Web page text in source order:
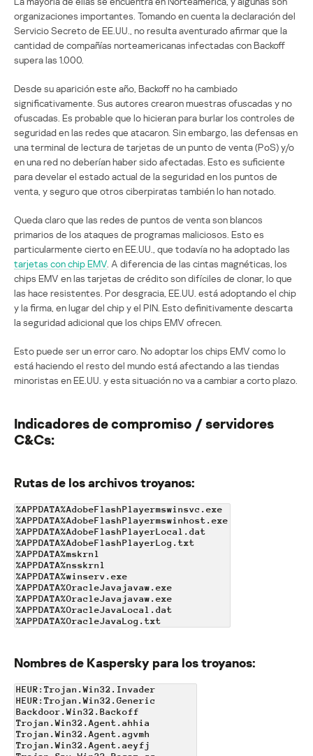
organizaciones importantes. Tomando en cuenta la declaración del
Servicio Secreto de EE.UU., no resulta aventurado afirmar que la
cantidad de compañías norteamericanas infectadas con Backoff
supera las 1.000.
Desde su aparición este año, Backoff no ha cambiado
significativamente. Sus autores crearon muestras ofuscadas y no
ofuscadas. Es probable que lo hicieran para burlar los controles de
seguridad en las redes que atacaron. Sin embargo, las defensas en
una terminal de lectura de tarjetas de un punto de venta (PoS) y/o
en una red no deberían haber sido afectadas. Esto es suficiente
para develar el estado actual de la seguridad en los puntos de
venta, y seguro que otros ciberpiratas también lo han notado.
Queda claro que las redes de puntos de venta son blancos
primarios de los ataques de programas maliciosos. Esto es
particularmente cierto en EE.UU., que todavía no ha adoptado las
tarjetas con chip EMV . A diferencia de las cintas magnéticas, los
chips EMV en las tarjetas de crédito son difíciles de clonar, lo que
las hace resistentes. Por desgracia, EE.UU. está adoptando el chip
y la firma, en lugar del chip y el PIN. Esto definitivamente descarta
la seguridad adicional que los chips EMV ofrecen.
Esto puede ser un error caro. No adoptar los chips EMV como lo
está haciendo el resto del mundo está afectando a las tiendas
minoristas en EE.UU. y esta situación no va a cambiar a corto plazo.
Indicadores de compromiso / servidores
C&Cs:
Rutas de los archivos troyanos:
%APPDATA%AdobeFlashPlayermswinsvc.exe
%APPDATA%AdobeFlashPlayermswinhost.exe
%APPDATA%AdobeFlashPlayerLocal.dat
%APPDATA%AdobeFlashPlayerLog.txt
%APPDATA%mskrnl
%APPDATA%nsskrnl
%APPDATA%winserv.exe
%APPDATA%OracleJavajavaw.exe
%APPDATA%OracleJavajavaw.exe
%APPDATA%OracleJavaLocal.dat
%APPDATA%OracleJavaLog.txt
Nombres de Kaspersky para los troyanos:
HEUR:Trojan.Win32.Invader
HEUR:Trojan.Win32.Generic
Backdoor.Win32.Backoff
Trojan.Win32.Agent.ahhia
Trojan.Win32.Agent.agvmh
Trojan.Win32.Agent.aeyfj